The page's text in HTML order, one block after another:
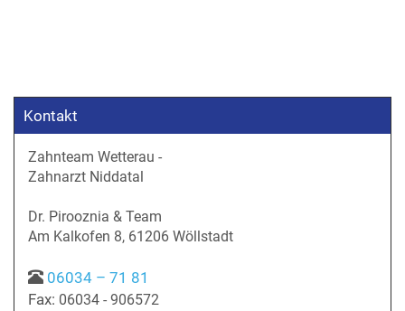
Kontakt
Zahnteam Wetterau -
Zahnarzt Niddatal
Dr. Pirooznia & Team
Am Kalkofen 8, 61206 Wöllstadt
06034 – 71 81
Fax: 06034 - 906572